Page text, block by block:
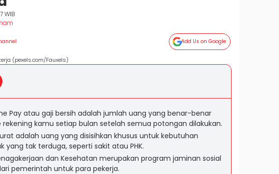
WIB
Add Us on Google
(pexels.com/Fauxels)
Pay atau gaji bersih adalah jumlah uang yang benar-benar
rekening kamu setiap bulan setelah semua potongan dilakukan.
adalah uang yang disisihkan khusus untuk kebutuhan
yang tak terduga, seperti sakit atau PHK.
dan Kesehatan merupakan program jaminan sosial
pemerintah untuk para pekerja.